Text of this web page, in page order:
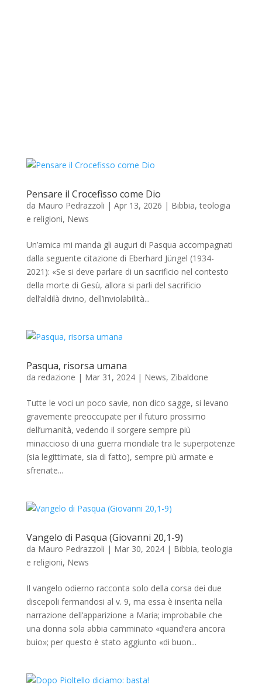
Pensare il Crocefisso come Dio
da Mauro Pedrazzoli | Apr 13, 2026 | Bibbia, teologia
e religioni, News
Un’amica mi manda gli auguri di Pasqua accompagnati
dalla seguente citazione di Eberhard Jüngel (1934-
2021): «Se si deve parlare di un sacrificio nel contesto
della morte di Gesù, allora si parli del sacrificio
dell’aldilà divino, dell’inviolabilità...
Pasqua, risorsa umana
da redazione | Mar 31, 2024| News, Zibaldone
Tutte le voci un poco savie, non dico sagge, si levano
gravemente preoccupate per il futuro prossimo
dell’umanità, vedendo il sorgere sempre più
minaccioso di una guerra mondiale tra le superpotenze
(sia legittimate, sia di fatto), sempre più armate e
sfrenate...
Vangelo di Pasqua (Giovanni 20,1-9)
da Mauro Pedrazzoli | Mar 30, 2024| Bibbia, teologia
e religioni, News
Il vangelo odierno racconta solo della corsa dei due
discepoli fermandosi al v. 9, ma essa è inserita nella
narrazione dell’apparizione a Maria; improbabile che
una donna sola abbia camminato «quand’era ancora
buio»; per questo è stato aggiunto «di buon...